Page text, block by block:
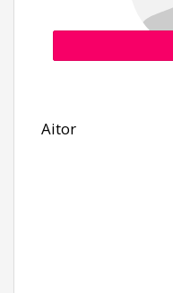
Aitor